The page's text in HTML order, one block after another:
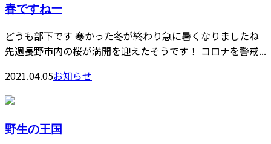
春ですねー
どうも部下です 寒かった冬が終わり急に暑くなりましたね
先週長野市内の桜が満開を迎えたそうです！ コロナを警戒...
2021.04.05お知らせ
野生の王国